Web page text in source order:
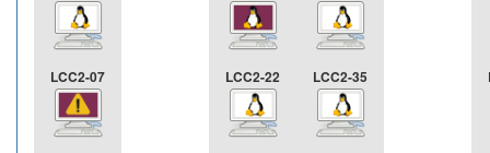
LCC2-07 LCC2-22 LCC2-35